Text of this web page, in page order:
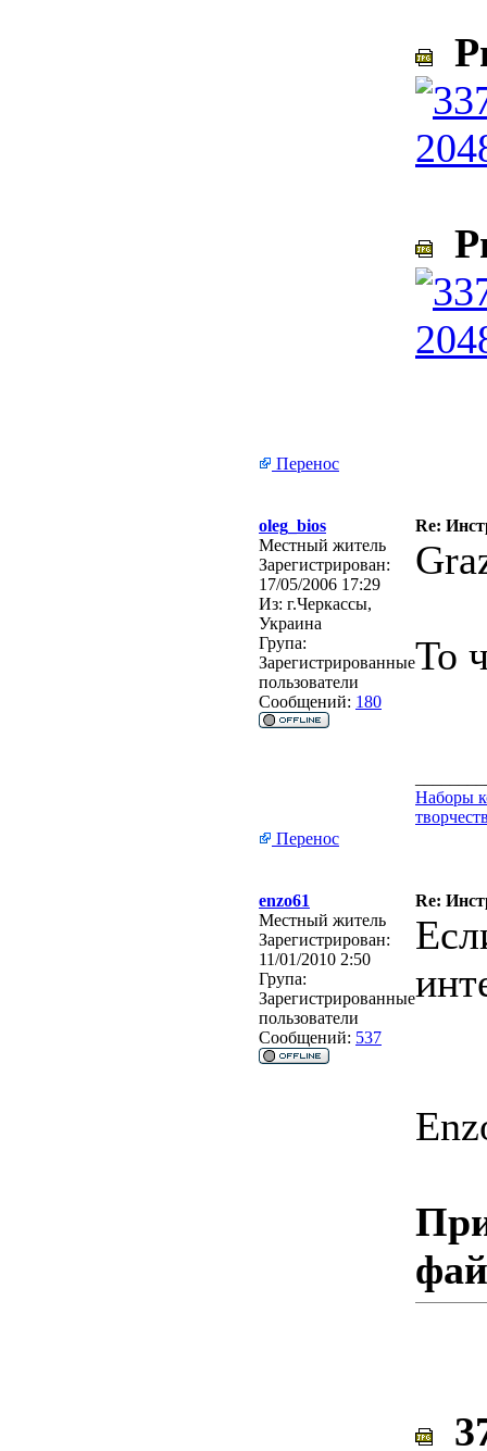
Перенос
oleg_bios
Re:
Местный житель
Зарегистрирован:
17/05/2006 17:29
Из: г.Черкассы,
Украина
Група:
Зарегистрированные
пользователи
Сообщений: 180
То
Наборы
Перенос
enzo61
Re:
Местный житель
Зарегистрирован:
11/01/2010 2:50
Група:
Зарегистрированные
пользователи
Сообщений: 537